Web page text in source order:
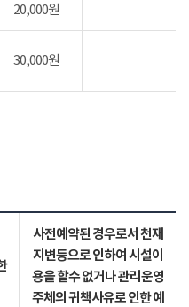
20,000원
30,000원
사전예약된 경우로서 천재
지변등으로 인하여 시설이
용을 할수 없거나 관리운영
주체의 귀책사유로 인한 예